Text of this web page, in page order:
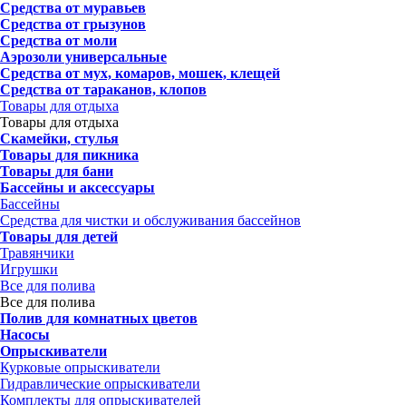
Средства от муравьев
Средства от грызунов
Средства от моли
Аэрозоли универсальные
Средства от мух, комаров, мошек, клещей
Средства от тараканов, клопов
Товары для отдыха
Товары для отдыха
Скамейки, стулья
Товары для пикника
Товары для бани
Бассейны и аксессуары
Бассейны
Средства для чистки и обслуживания бассейнов
Товары для детей
Травянчики
Игрушки
Все для полива
Все для полива
Полив для комнатных цветов
Насосы
Опрыскиватели
Курковые опрыскиватели
Гидравлические опрыскиватели
Комплекты для опрыскивателей